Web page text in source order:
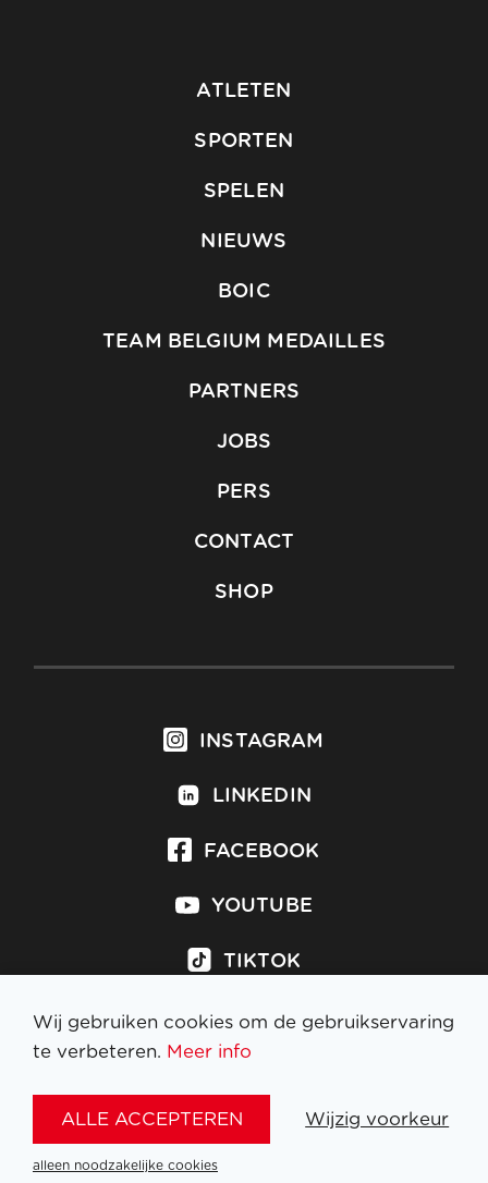
ATLETEN
SPORTEN
SPELEN
NIEUWS
BOIC
TEAM BELGIUM MEDAILLES
PARTNERS
JOBS
PERS
CONTACT
SHOP
INSTAGRAM
LINKEDIN
FACEBOOK
YOUTUBE
TIKTOK
WETTELIJKE BEPALINGEN
Wij gebruiken cookies om de gebruikservaring
te verbeteren. Meer info
ALLE ACCEPTEREN Wijzig voorkeur
alleen noodzakelijke cookies